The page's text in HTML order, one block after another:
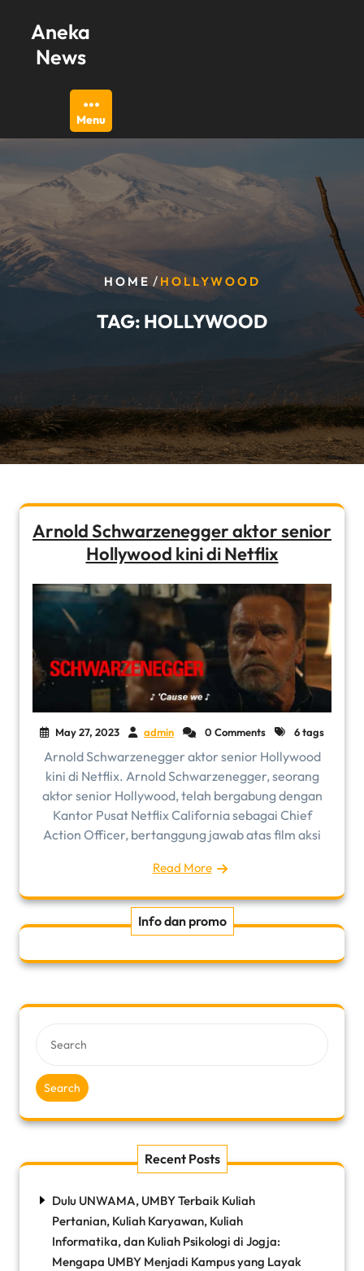
content
Aneka
News
Menu
HOME / HOLLYWOOD
TAG: HOLLYWOOD
Arnold Schwarzenegger aktor senior
Hollywood kini di Netflix
May 27, 2023 admin 0 Comments 6 tags
Arnold Schwarzenegger aktor senior Hollywood
kini di Netflix. Arnold Schwarzenegger, seorang
aktor senior Hollywood, telah bergabung dengan
Kantor Pusat Netflix California sebagai Chief
Action Officer, bertanggung jawab atas film aksi
Read More
Info dan promo
Search
Recent Posts
Dulu UNWAMA, UMBY Terbaik Kuliah
Pertanian, Kuliah Karyawan, Kuliah
Informatika, dan Kuliah Psikologi di Jogja:
Mengapa UMBY Menjadi Kampus yang Layak